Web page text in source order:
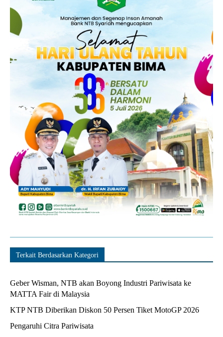
Terkait Berdasarkan Kategori
Geber Wisman, NTB akan Boyong Industri Pariwisata ke
MATTA Fair di Malaysia
KTP NTB Diberikan Diskon 50 Persen Tiket MotoGP 2026
Pengaruhi Citra Pariwisata